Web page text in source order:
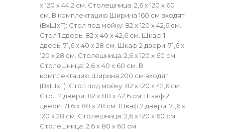
х 120 х 44,2 см. Столешница: 2,6 х 120 х 60
см. В комплектацию Ширина 160 см входят
(ВхШхГ): Стол под мойку: 82 х 120 х 42,6 см.
Стол 1 дверь: 82 х 40 х 42,6 см. Шкаф 1
дверь: 71,6 х 40 х 28 см. Шкаф 2 двери: 71,6 х
120 х 28 см. Столешница: 2,6 х 120 х 60 см.
Столешница: 2,6 х 40 х 60 см. В
комплектацию Ширина 200 см входят
(ВхШхГ): Стол под мойку: 82 х 120 х 42,6 см.
Стол 2 двери: 82 х 80 х 42,6 см. Шкаф 2
двери: 71,6 х 80 х 28 см. Шкаф 2 двери: 71,6 х
120 х 28 см. Столешница: 2,6 х 120 х 60 см.
Столешница: 2,6 х 80 х 60 см.